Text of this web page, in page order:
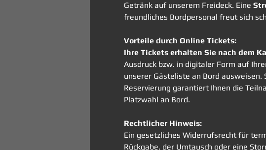
Getränk auf unserem Freideck. Eine
freundliches Bordpersonal freut sich
Vorteile durch Online Tickets:
Ihre Tickets erhalten Sie nach dem
Ausdruck bzw. in digitaler Form auf
unserer Gästeliste an Bord ausweisen.
Reservierung garantiert Ihnen die
Platzwahl an Bord.
Rechtlicher Hinweis:
Ein gesetzliches Widerrufsrecht für
Rückgabe, der Umtausch oder eine